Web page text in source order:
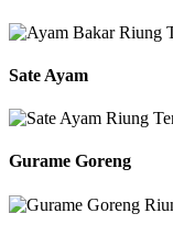
Sate Ayam
Gurame Goreng